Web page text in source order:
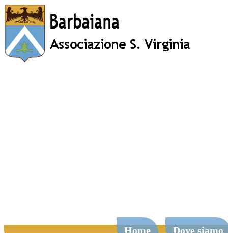
Home Dove siamo